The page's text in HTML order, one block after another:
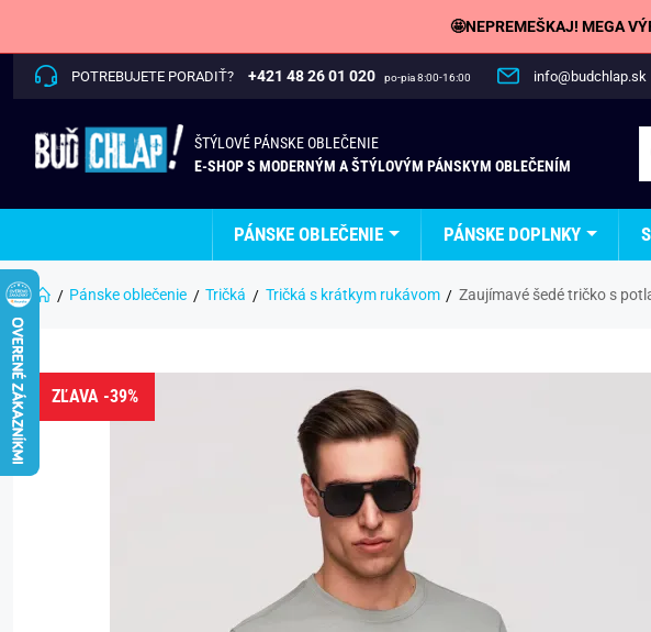
🤩NEPREMEŠKAJ! MEGA
POTREBUJETE PORADIŤ? +421 48 26 01 020 po-pia 8:00-16:00 info@budchlap.sk
ŠTÝLOVÉ PÁNSKE OBLEČENIE
E-SHOP S MODERNÝM A ŠTÝLOVÝM PÁNSKYM OBLEČENÍM
PÁNSKE OBLEČENIE PÁNSKE DOPLNKY
Pánske oblečenie Tričká Tričká s krátkym rukávom Zaujímavé šedé tričko s
ZĽAVA -39%